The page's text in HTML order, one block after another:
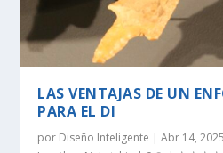
LAS VENTAJAS DE UN
PARA EL DI
por Diseño Inteligente |Abr 14, 2025